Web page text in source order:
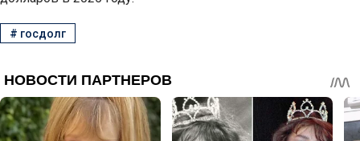
# госдолг